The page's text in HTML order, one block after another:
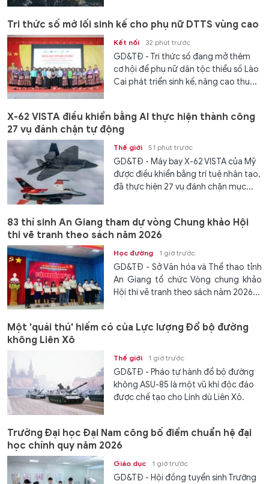
Tri thức số mở lối sinh kế cho phụ nữ DTTS vùng cao
Kết nối 32 phút trước
GD&TĐ - Tri thức số đang mở thêm
cơ hội để phụ nữ dân tộc thiểu số Lào
Cai phát triển sinh kế, nâng cao thu...
X-62 VISTA điều khiển bằng AI thực hiện thành công
27 vụ đánh chặn tự động
Thế giới 51 phút trước
GD&TĐ - Máy bay X-62 VISTA của Mỹ
được điều khiển bằng trí tuệ nhân tạo,
đã thực hiện 27 vụ đánh chặn mục...
83 thí sinh An Giang tham dự vòng Chung khảo Hội
thi vẽ tranh theo sách năm 2026
Học đường 1 giờ trước
GD&TĐ - Sở Văn hóa và Thể thao tỉnh
An Giang tổ chức Vòng chung khảo
Hội thi vẽ tranh theo sách năm 2026...
Một 'quái thú' hiếm có của Lực lượng Đổ bộ đường
không Liên Xô
Thế giới 1 giờ trước
GD&TĐ - Pháo tự hành đổ bộ đường
không ASU-85 là một vũ khí độc đáo
được chế tạo cho Lính dù Liên Xô.
Trường Đại học Đại Nam công bố điểm chuẩn hệ đại
học chính quy năm 2026
Giáo dục 1 giờ trước
GD&TĐ - Hội đồng tuyển sinh Trường